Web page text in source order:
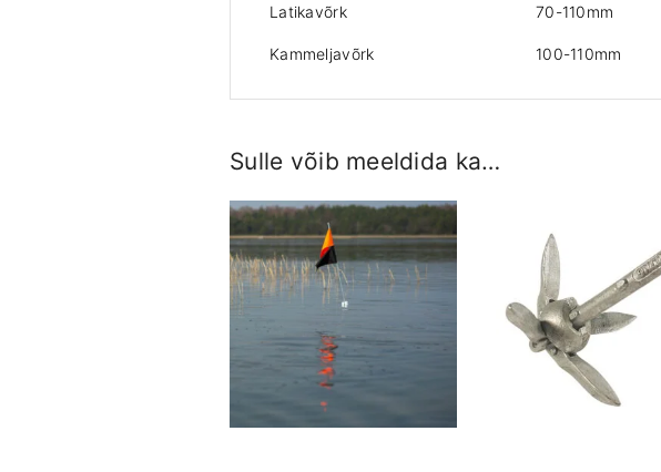
Latikavõrk 70-110mm
Kammeljavõrk 100-110mm
Sulle võib meeldida ka…